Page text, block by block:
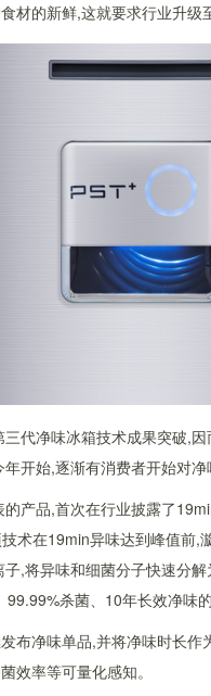
材的新鲜,这就要求行业升级
代净味冰箱技术成果突破,
开始,逐渐有消费者开始对净
产品,首次在行业披露了
术在19min异味达到峰值前
,将异味和细菌分子快速分
杀菌、10年长效净味的
布净味单品,并将净味时长
效率等可量化感知。